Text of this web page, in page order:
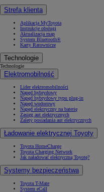
Strefa klienta
Aplikacja MyToyota
Instrukcje obsługi
Aktualizacja map
System Bluetooth®
Karty Ratownicze
Technologie
Technologie
Elektromobilność
Lider elektromobilności
Napęd hybrydowy
Napęd hybrydowy typu plug-in
Napęd wodorowy
Napęd elektryczny na baterię
Zasięg aut elektrycznych
Zalety posiadania aut elektrycznych
Ładowanie elektrycznej Toyoty
Toyota HomeCharge
Toyota Charging Network
Jak naładować elektryczną Toyotę?
Systemy bezpieczeństwa
Toyota T-Mate
System eCall